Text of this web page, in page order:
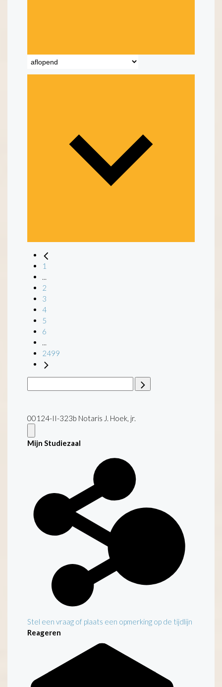
1
2
3
4
5
6
2499
00124-II-323b Notaris J. Hoek, jr.
Mijn Studiezaal
Stel een vraag of plaats een opmerking op de tijdlijn
Reageren